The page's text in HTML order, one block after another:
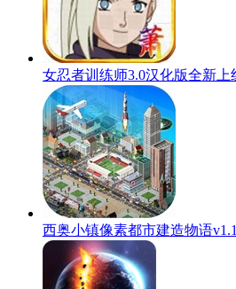
女忍者训练师3.0汉化版全新上
西奥小镇像素都市建造物语